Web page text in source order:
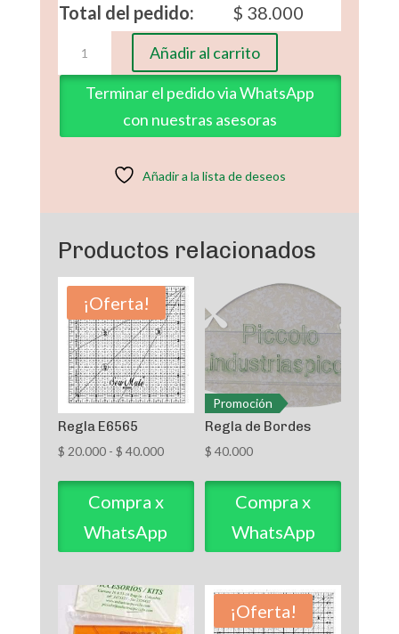
Total del pedido:
$ 38.000
Dresden
cantidad
Añadir al carrito
Terminar el pedido via WhatsApp
con nuestras asesoras
Añadir a la lista de deseos
Productos relacionados
¡Oferta!
Regla E6565
$ 20.000 - $ 40.000Rango
precios:
$ 20.000
$ 40.000
Compra x
WhatsApp
Promoción
Regla de Bordes
$ 40.000
Compra x
WhatsApp
¡Oferta!